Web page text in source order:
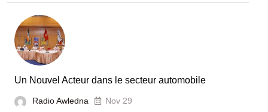
la
France
Un Nouvel Acteur dans le secteur automobile
Radio Awledna Nov 29